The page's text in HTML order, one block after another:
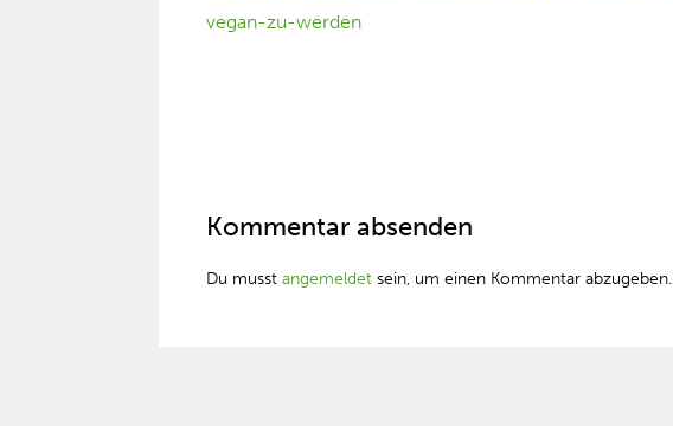
vegan-zu-werden
Kommentar absenden
Du musstangemeldet sein, um einen Kommentar abzugeben.